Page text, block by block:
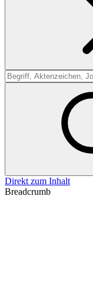
Suche
Direkt zum Inhalt
Breadcrumb